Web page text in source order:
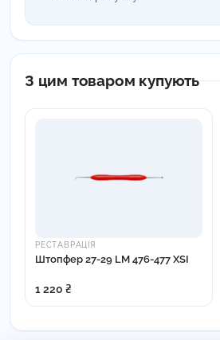
З цим товаром купують
РЕСТАВРАЦІЯ
Штопфер 27-29 LM 476-477 XSI
1 220 ₴